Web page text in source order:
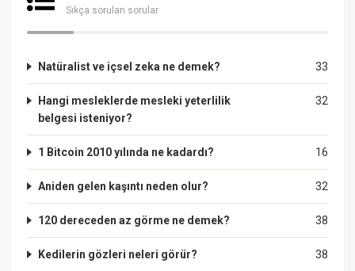
Sıkça sorulan sorular
33
Natüralist ve içsel zeka ne demek?
32
Hangi mesleklerde mesleki yeterlilik
belgesi isteniyor?
16
1 Bitcoin 2010 yılında ne kadardı?
32
Aniden gelen kaşıntı neden olur?
38
120 dereceden az görme ne demek?
38
Kedilerin gözleri neleri görür?